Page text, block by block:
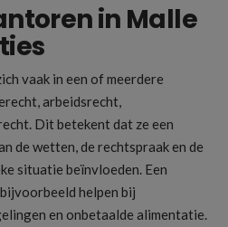
in Malle
vaak in een of meerdere
arbeidsrecht,
Dit betekent dat ze een
de wetten, de rechtspraak en de
situatie beïnvloeden. Een
helpen bij
en onbetaalde alimentatie.